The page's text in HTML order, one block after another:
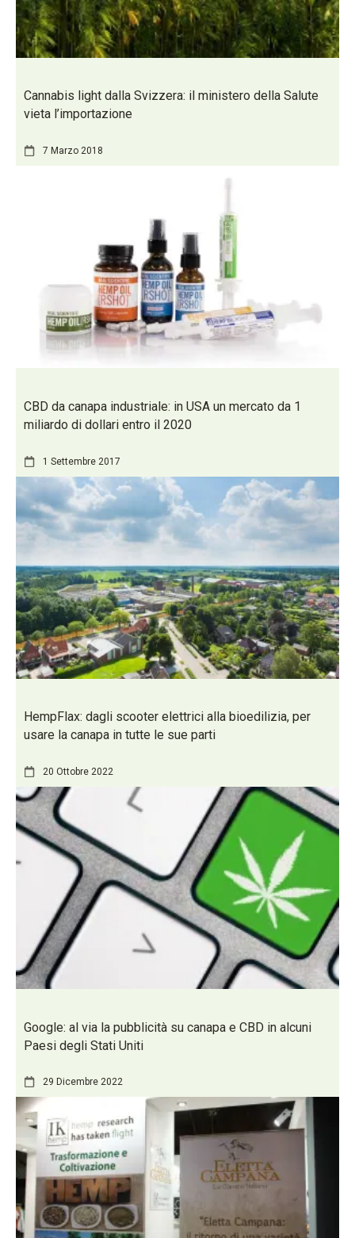
Cannabis light dalla Svizzera: il ministero della Salute
vieta l’importazione
7 Marzo 2018
CBD da canapa industriale: in USA un mercato da 1
miliardo di dollari entro il 2020
1 Settembre 2017
HempFlax: dagli scooter elettrici alla bioedilizia, per
usare la canapa in tutte le sue parti
20 Ottobre 2022
Google: al via la pubblicità su canapa e CBD in alcuni
Paesi degli Stati Uniti
29 Dicembre 2022